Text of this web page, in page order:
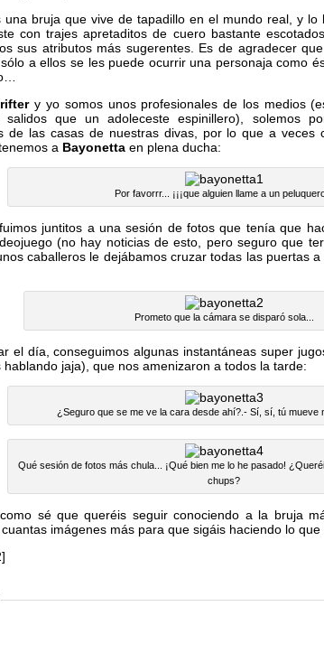
una bruja que vive de tapadillo en el mundo real, y
con trajes apretaditos de cuero bastante
sus atributos más sugerentes. Es de agradecer
a ellos se les puede ocurrir una personaja como
y yo somos unos profesionales de los medios
salidos que un adoleceste espinillero), solemos
de las casas de nuestras divas, por lo que a veces
a Bayonetta en plena ducha:
Por favorrr... ¡¡¡que alguien llame a un
juntitos a una sesión de fotos que tenía que
(no hay noticias de esto, pero seguro que
caballeros le dejábamos cruzar todas las puertas
Prometo que la cámara se disparó sola...
el día, conseguimos algunas instantáneas super
hablando jaja), que nos amenizaron a todos la tarde:
¿Seguro que se me ve la cara desde ahí?.- Sí, sí, tú mueve
Qué sesión de fotos más chula... ¡Qué bien me lo he pasado!
chups?
sé que queréis seguir conociendo a la bruja
imágenes más para que sigáis haciendo lo